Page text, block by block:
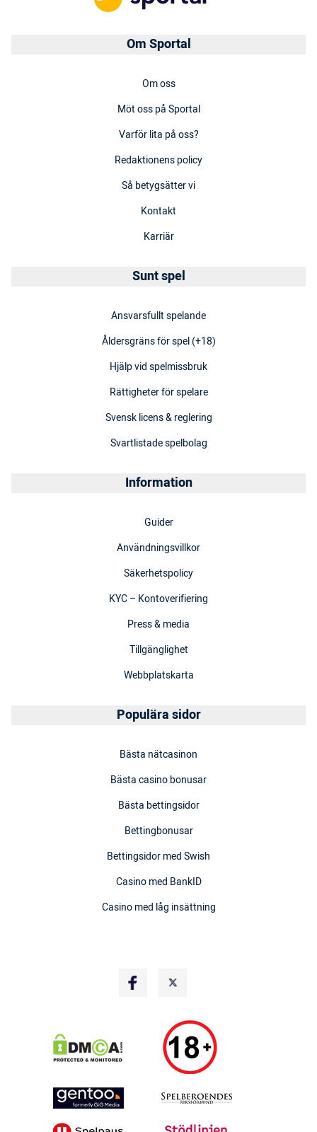
Om Sportal
Om oss
Möt oss på Sportal
Varför lita på oss?
Redaktionens policy
Så betygsätter vi
Kontakt
Karriär
Sunt spel
Ansvarsfullt spelande
Åldersgräns för spel (+18)
Hjälp vid spelmissbruk
Rättigheter för spelare
Svensk licens & reglering
Svartlistade spelbolag
Information
Guider
Användningsvillkor
Säkerhetspolicy
KYC – Kontoverifiering
Press & media
Tillgänglighet
Webbplatskarta
Populära sidor
Bästa nätcasinon
Bästa casino bonusar
Bästa bettingsidor
Bettingbonusar
Bettingsidor med Swish
Casino med BankID
Casino med låg insättning